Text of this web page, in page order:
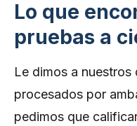
Lo que
pruebas a
Le dimos a
procesados por
pedimos que